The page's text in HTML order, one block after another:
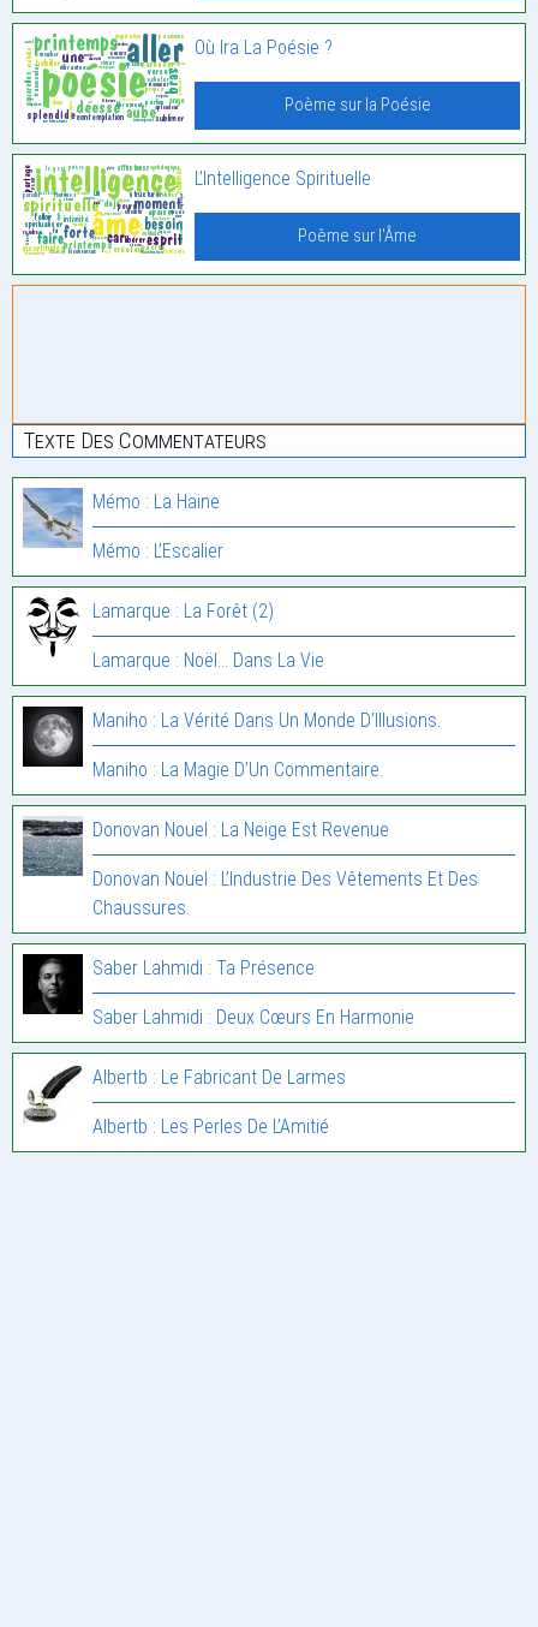
Où Ira La Poésie ?
Poème sur la Poésie
L’Intelligence Spirituelle
Poème sur l'Âme
Texte Des Commentateurs
Mémo : La Haine
Mémo : L’Escalier
Lamarque : La Forêt (2)
Lamarque : Noël… Dans La Vie
Maniho : La Vérité Dans Un Monde D’Illusions.
Maniho : La Magie D’Un Commentaire.
Donovan Nouel : La Neige Est Revenue
Donovan Nouel : L’Industrie Des Vêtements Et Des
Chaussures.
Saber Lahmidi : Ta Présence
Saber Lahmidi : Deux Cœurs En Harmonie
Albertb : Le Fabricant De Larmes
Albertb : Les Perles De L’Amitié